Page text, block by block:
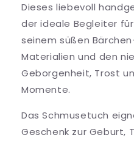
für
Kuscheltuch
/
Schmusetuch
–
Baby
für
/
–
Dieses liebevoll
der ideale Begleiter
seinem süßen
Materialien und den
Geborgenheit, Trost
Momente.
Das Schmusetuch
Geschenk zur Geburt,